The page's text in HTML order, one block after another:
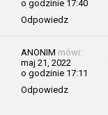
o godzinie 17:40
Odpowiedz
ANONIM mówi:
maj 21, 2022
o godzinie 17:11
Odpowiedz